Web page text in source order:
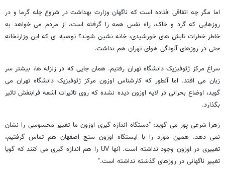
اما مگر چه اتفاقی افتاده است که ناگهان وزارت بهداشت در شروع چله گرما و در
روزهایی که گرد و خاک، راه نفس همه را گرفته است، از مردم می خواهد به
خاطر خطرات تابش های خورشیدی، خانه نشین شوند؟ توصیه ای که این وزارتخانه
حتی در روزهای آلودگی هوای تهران هم نداشت.
سراغ مرکز ژئوفیزیک دانشگاه تهران رفتیم. همان جایی که در زلزله ها، بیشتر سر
زبان می افتد. اما آنطور که کارشناس اوزون مرکز ژئوفیزیک دانشگاه تهران می
گوید، اوضاع بحرانی در لایه اوزون دیده نشده که روی تاثیرات اشعه فرابنفش تاثیر
بگذارد.
زهرا شرعی پور می گوید: "دستگاه اندازه گیری اوزون ما تغییر محسوسی را نشان
نمی دهد. همین مورد را با ایستگاه اوزون سنج اصفهان هم تماس گرفتیم،
تغییری در اوزون وجود نداشته است. آنها UV را هم اندازه گیری می کنند که گویا
تغییر ناگهانی در روزهای گذشته نداشته است."